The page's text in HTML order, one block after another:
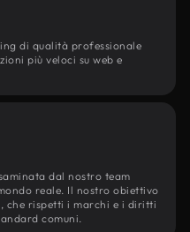
di qualità professionale
più veloci su web e
dal nostro team
reale. Il nostro obiettivo
che rispetti i marchi e i diritti
comuni.